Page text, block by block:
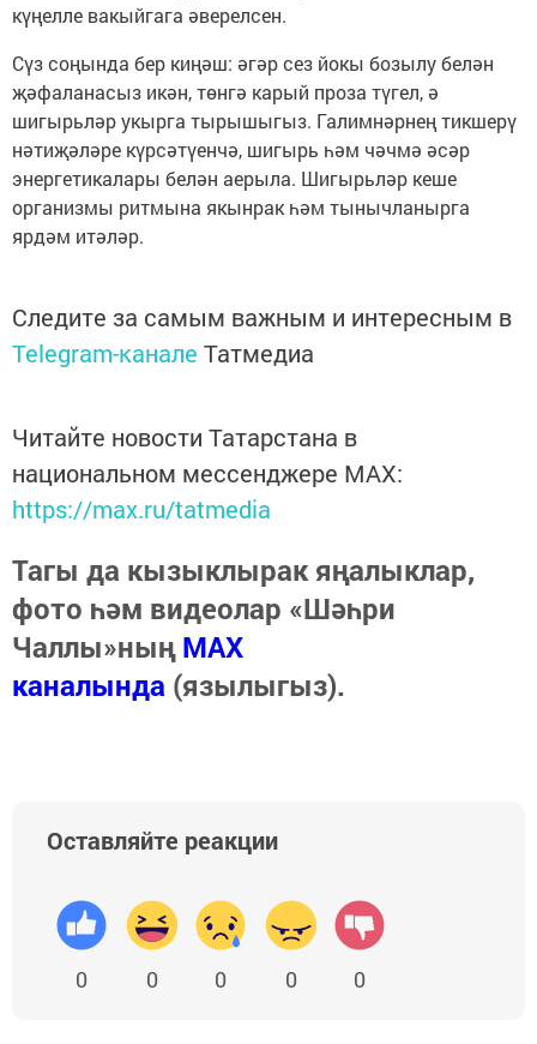
күңелле вакыйгага әверелсен.
Сүз соңында бер киңәш: әгәр сез йокы бозылу белән
җәфаланасыз икән, төнгә карый проза түгел, ә
шигырьләр укырга тырышыгыз. Галимнәрнең тикшерү
нәтиҗәләре күрсәтүенчә, шигырь һәм чәчмә әсәр
энергетикалары белән аерыла. Шигырьләр кеше
организмы ритмына якынрак һәм тынычланырга
ярдәм итәләр.
Следите за самым важным и интересным в
Telegram-канале Татмедиа
Читайте новости Татарстана в
национальном мессенджере MАХ:
https://max.ru/tatmedia
Тагы да кызыклырак яңалыклар,
фото һәм видеолар «Шәһри
Чаллы»ныңMAX
каналында (язылыгыз).
Оставляйте реакции
0 0 0 0 0